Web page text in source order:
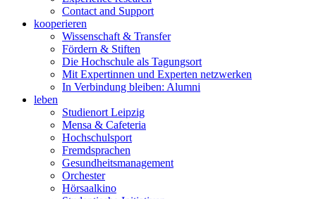
Contact and Support
kooperieren
Wissenschaft & Transfer
Fördern & Stiften
Die Hochschule als Tagungsort
Mit Expertinnen und Experten netzwerken
In Verbindung bleiben: Alumni
leben
Studienort Leipzig
Mensa & Cafeteria
Hochschulsport
Fremdsprachen
Gesundheitsmanagement
Orchester
Hörsaalkino